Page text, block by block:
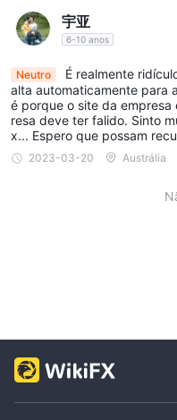
宇亚
6-10 anos
Neutro
É realmente
alta automaticamente para
é porque o site da empresa
resa deve ter falido. Sinto
x... Espero que possam
2023-03-20 Austrália